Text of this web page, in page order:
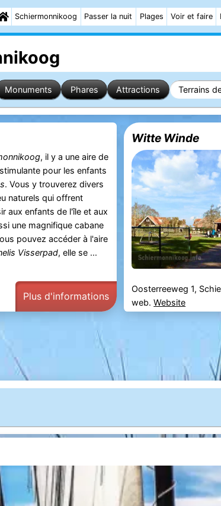
Schiermonnikoog Passer la nuit Plages Voir et faire
Monuments Phares Attractions Terrains
, il y a une aire de
pour les enfants
. Vous y trouverez divers
naturels qui offrent
aux enfants de l'île et aux
une magnifique cabane
pouvez accéder à l'aire
Visserpad, elle se ...
Plus d'informations
Witte Winde
Oosterreeweg 1,
web.Website